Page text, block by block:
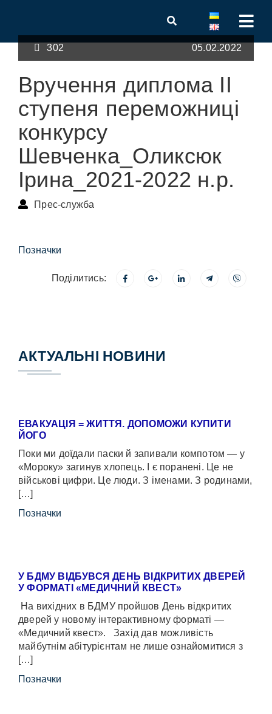
302 05.02.2022
Вручення диплома ІІ
ступеня переможниці
конкурсу
Шевченка_Оликсюк
Ірина_2021-2022 н.р.
Прес-служба
Позначки
Поділитись:
АКТУАЛЬНІ НОВИНИ
ЕВАКУАЦІЯ = ЖИТТЯ. ДОПОМОЖИ КУПИТИ
ЙОГО
Поки ми доїдали паски й запивали компотом — у
«Мороку» загинув хлопець. І є поранені. Це не
військові цифри. Це люди. З іменами. З родинами,
[…]
Позначки
У БДМУ ВІДБУВСЯ ДЕНЬ ВІДКРИТИХ ДВЕРЕЙ
У ФОРМАТІ «МЕДИЧНИЙ КВЕСТ»
На вихідних в БДМУ пройшов День відкритих
дверей у новому інтерактивному форматі —
«Медичний квест». Захід дав можливість
майбутнім абітурієнтам не лише ознайомитися з
[…]
Позначки